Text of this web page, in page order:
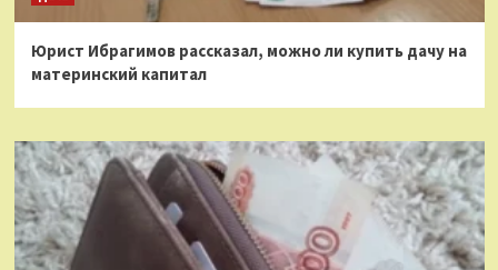
Юрист Ибрагимов рассказал, можно ли купить дачу на
материнский капитал